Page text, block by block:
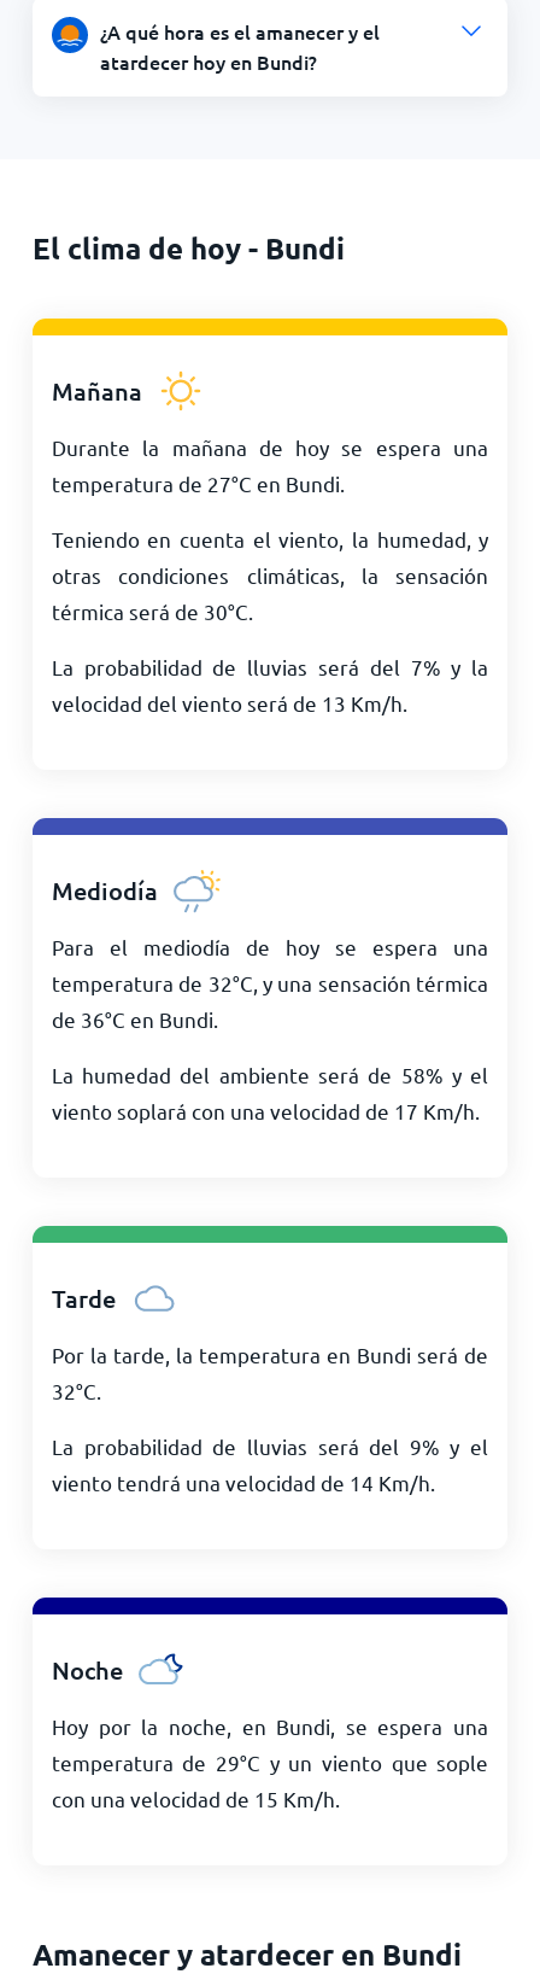
¿A qué hora es el amanecer y el
atardecer hoy en Bundi?
El clima de hoy - Bundi
Mañana
Durante la mañana de hoy se espera una
temperatura de 27°C en Bundi.
Teniendo en cuenta el viento, la humedad, y
otras condiciones climáticas, la sensación
térmica será de 30°C
La probabilidad de lluvias será del 7% y la
velocidad del viento será de 13 Km/h
Mediodía
Para el mediodía de hoy se espera una
temperatura de 32°C , y una sensación térmica
de 36°C en Bundi.
La humedad del ambiente será de 58% y el
viento soplará con una velocidad de 17 Km/h
Tarde
Por la tarde, la temperatura en Bundi será de
32°C
La probabilidad de lluvias será del 9% y el
viento tendrá una velocidad de 14 Km/h
Noche
Hoy por la noche, en Bundi, se espera una
temperatura de 29°C y un viento que sople
con una velocidad de 15 Km/h
Amanecer y atardecer en Bundi